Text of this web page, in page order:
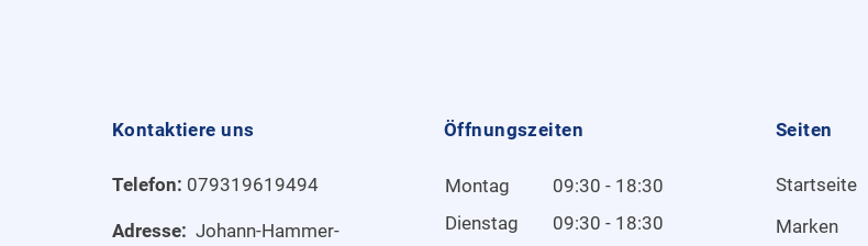
Kontaktiere uns
Telefon: 079319619494
Adresse: Johann-Hammer-
Öffnungszeiten
Montag
09:30 - 18:30
Dienstag
09:30 - 18:30
Seiten
Startseite
Marken